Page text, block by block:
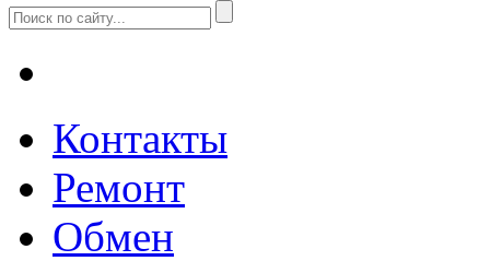
Контакты
Ремонт
Обмен